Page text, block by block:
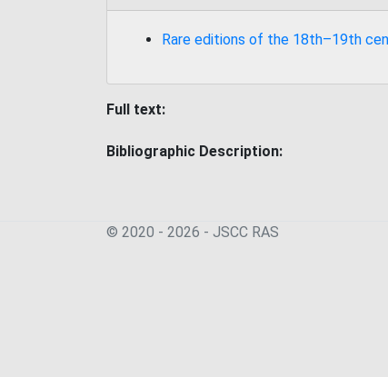
Rare editions of the 18th–19th
Full text:
Bibliographic Description:
© 2020 - 2026 - JSСC RAS